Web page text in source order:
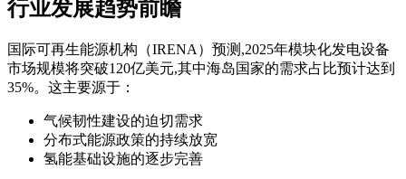
行业发展趋势前瞻
国际可再生能源机构（IRENA）预测,2025年模块化发电设备
市场规模将突破120亿美元,其中海岛国家的需求占比预计达到
35%。这主要源于：
气候韧性建设的迫切需求
分布式能源政策的持续放宽
氢能基础设施的逐步完善